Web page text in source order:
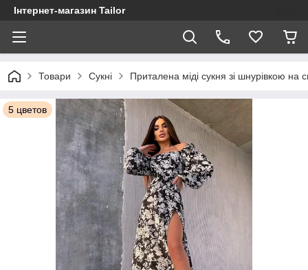
Інтернет-магазин Tailor
Товари Сукні Приталена міді сукня зі шнурівкою на
5 цветов